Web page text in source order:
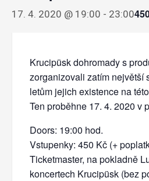
17. 4. 2020 @ 19:00 - 23:00
Krucipüsk dohromady s
zorganizovali zatím největší
letům jejich existence na
Ten proběhne 17. 4. 2020 v
Doors: 19:00 hod.
Vstupenky: 450 Kč (+
Ticketmaster, na pokladně
koncertech Krucipüsk (bez